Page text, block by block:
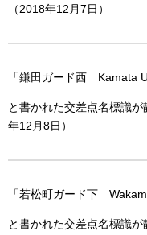
（2018年12月7日）
「鎌田ガード西 Kamata
と書かれた交差点名標識
年12月8日）
「若松町ガード下
と書かれた交差点名標識